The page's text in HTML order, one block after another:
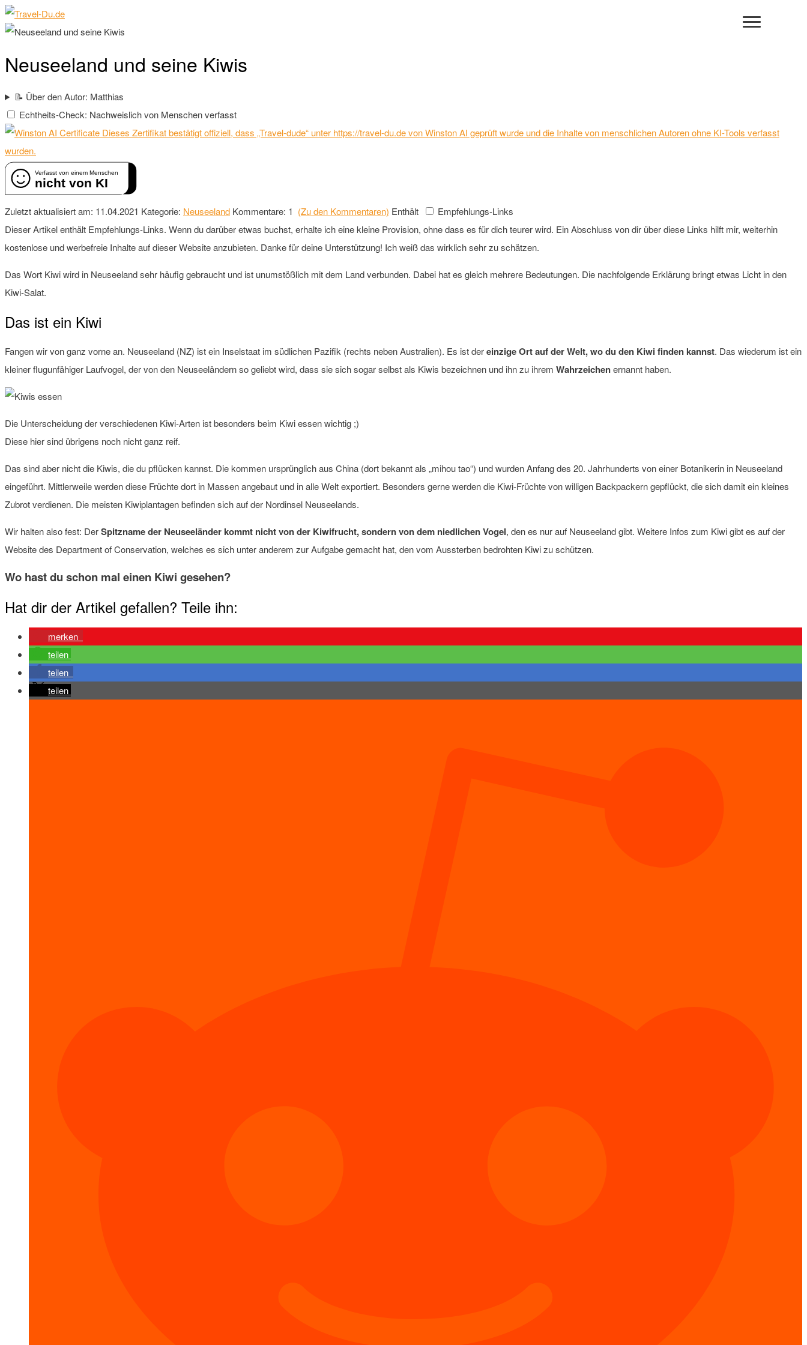
Neuseeland und seine Kiwis
📝 Über den Autor: Matthias
Echtheits-Check: Nachweislich von Menschen verfasst
Dieses Zertifikat bestätigt offiziell, dass „Travel-dude“ unter https://travel-du.de von Winston AI geprüft wurde und die Inhalte von menschlichen Autoren ohne KI-Tools verfasst
wurden.
Verfasst von einem Menschen
nicht von KI
Zuletzt aktualisiert am: 11.04.2021 Kategorie: Neuseeland Kommentare: 1 (Zu den Kommentaren) Enthält
Empfehlungs-Links
Dieser Artikel enthält Empfehlungs-Links. Wenn du darüber etwas buchst, erhalte ich eine kleine Provision, ohne dass es für dich teurer wird. Ein Abschluss von dir über diese Links hilft mir, weiterhin
kostenlose und werbefreie Inhalte auf dieser Website anzubieten. Danke für deine Unterstützung! Ich weiß das wirklich sehr zu schätzen.
Das Wort Kiwi wird in Neuseeland sehr häufig gebraucht und ist unumstößlich mit dem Land verbunden. Dabei hat es gleich mehrere Bedeutungen. Die nachfolgende Erklärung bringt etwas Licht in den
Kiwi-Salat.
Das ist ein Kiwi
Fangen wir von ganz vorne an. Neuseeland (NZ) ist ein Inselstaat im südlichen Pazifik (rechts neben Australien). Es ist dereinzige Ort auf der Welt, wo du den Kiwi finden kannst. Das wiederum ist ein
kleiner flugunfähiger Laufvogel, der von den Neuseeländern so geliebt wird, dass sie sich sogar selbst als Kiwis bezeichnen und ihn zu ihrem Wahrzeichenernannt haben.
Die Unterscheidung der verschiedenen Kiwi-Arten ist besonders beim Kiwi essen wichtig ;)
Diese hier sind übrigens noch nicht ganz reif.
Das sind aber nicht die Kiwis, die du pflücken kannst. Die kommen ursprünglich aus China (dort bekannt als „mihou tao“) und wurden Anfang des 20. Jahrhunderts von einer Botanikerin in Neuseeland
eingeführt. Mittlerweile werden diese Früchte dort in Massen angebaut und in alle Welt exportiert. Besonders gerne werden die Kiwi-Früchte von willigen Backpackern gepflückt, die sich damit ein kleines
Zubrot verdienen. Die meisten Kiwiplantagen befinden sich auf der Nordinsel Neuseelands.
Wir halten also fest: DerSpitzname der Neuseeländer kommt nicht von der Kiwifrucht, sondern von dem niedlichen Vogel, den es nur auf Neuseeland gibt. Weitere Infos zum Kiwi gibt es auf der
Website des Department of Conservation, welches es sich unter anderem zur Aufgabe gemacht hat, den vom Aussterben bedrohten Kiwi zu schützen.
Wo hast du schon mal einen Kiwi gesehen?
Hat dir der Artikel gefallen? Teile ihn:
merken
teilen
teilen
teilen